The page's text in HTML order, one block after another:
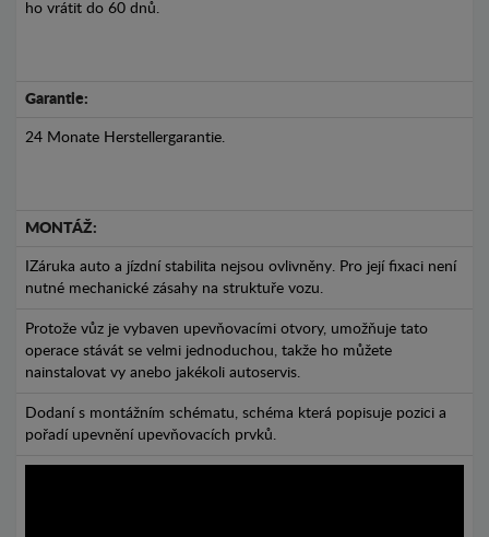
ho vrátit do 60 dnů.
Garantie:
24 Monate Herstellergarantie.
MONTÁŽ:
IZáruka auto a jízdní stabilita nejsou ovlivněny. Pro její fixaci není
nutné mechanické zásahy na struktuře vozu.
Protože vůz je vybaven upevňovacími otvory, umožňuje tato
operace stávát se velmi jednoduchou, takže ho můžete
nainstalovat vy anebo jakékoli autoservis.
Dodaní s montážním schématu, schéma která popisuje pozici a
pořadí upevnění upevňovacích prvků.